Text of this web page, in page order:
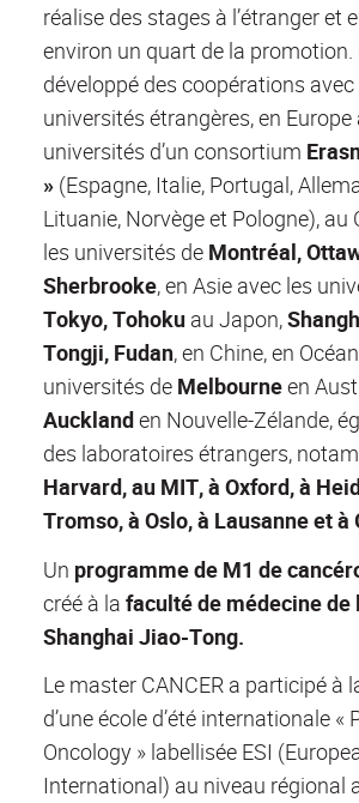
réalise des stages à l’étranger et
environ un quart de la
développé des coopérations
universités étrangères, en Europe
universités d’un consortium
» (Espagne, Italie, Portugal,
Lituanie, Norvège et Pologne), au
les universités de Montréal,
Sherbrooke, en Asie avec les
Tokyo, Tohoku au Japon,
Tongji, Fudan, en Chine, en
universités de Melbourneen
Aucklanden Nouvelle-Zélande,
des laboratoires étrangers,
Harvard, au MIT, à Oxford, à
Tromso, à Oslo, à Lausanne et à
Un programme de M1 de
créé à la faculté de médecine de
Shanghai Jiao-Tong.
Le master CANCER a participé à
d’une école d’été internationale «
Oncology » labellisée ESI
International) au niveau régional